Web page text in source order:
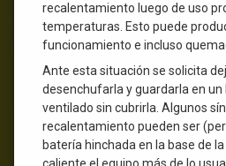
recalentamiento luego de uso
temperaturas. Esto puede
funcionamiento e incluso
Ante esta situación se solicita
desenchufarla y guardarla en un
ventilado sin cubrirla. Algunos
recalentamiento pueden ser
batería hinchada en la base de